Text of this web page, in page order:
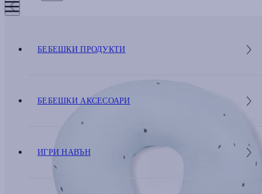
БЕБЕШКИ ПРОДУКТИ
БЕБЕШКИ АКСЕСОАРИ
ИГРИ НАВЪН